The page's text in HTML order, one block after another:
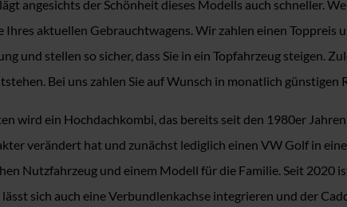
angesichts der Schönheit dieses Modells auch schneller.
aktuellen Gebrauchtwagens. Wir zahlen einen Toppreis
und stellen so sicher, dass Sie in ein Topfahrzeug steigen.
Bei uns zahlen Sie auf Wunsch in monatlich günstigen
wird ein Hochdachkombi, das bereits seit den 1980er
verändert hat und zunächst lediglich einen VW Golf in
Nutzfahrzeug und einem Modell für die Familie. Seit 2020
sich auch eine Verbundlenkachse integrieren und der